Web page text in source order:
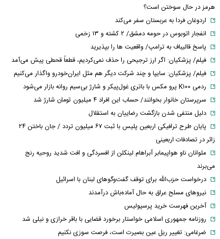
هرمز در حال سوختن است؟
اردوغان فردا به عربستان سفر می‌کند
انفجار اتوبوس در حومه دمشق/ ۲ کشته و ۱۳ زخمی
پاسخ قالیباف به ترامپ/ واقعیت ها را بپذیرید
فیلم/ پزشکیان: اگر ارز ترجیحی را حذف نمی‌کردیم، قطعاً قحطی پیش می‌آمد
فیلم/ پزشکیان: سایپا و چند شرکت دیگر هم مثل ایران‌خودرو واگذار می‌کنیم
ردمی K۱۰۰ پرو مکس با باتری غول‌پیکر و شارژ بی‌سیم روانه بازار می‌شود
سرپرستان خانوار بخوانند/ حساب این افراد ۴ میلیون تومان شارژ شد
دلیل منتفی شدن بازگشت رضاییان به استقلال
پایان طرح ترافیکی اربعین پلیس با ثبت ۶۷ میلیون تردد / جان باختن ۲۴
زائر در تصادفات اربعینی
ملوانان ناو هواپیمابر آبراهام لینکلن از افسردگی و افت شدید روحیه رنج
می‌برند
درخواست حزب‌الله برای توقف گفت‌وگوهای لبنان با اسرائیل
نیروهای مسلح عراق به حال آماده‌باش درآمدند
آخرین فهرست خرید پرسپولیس
روزنامه جمهوری اسلامی خواستار برخورد قضایی با باقر خرازی و نیلی شد
ضرغامی: تغییر ریل عین بصیرت است، فرصت سوزی نکنیم